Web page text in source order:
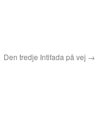
Den tredje Intifada på vej →